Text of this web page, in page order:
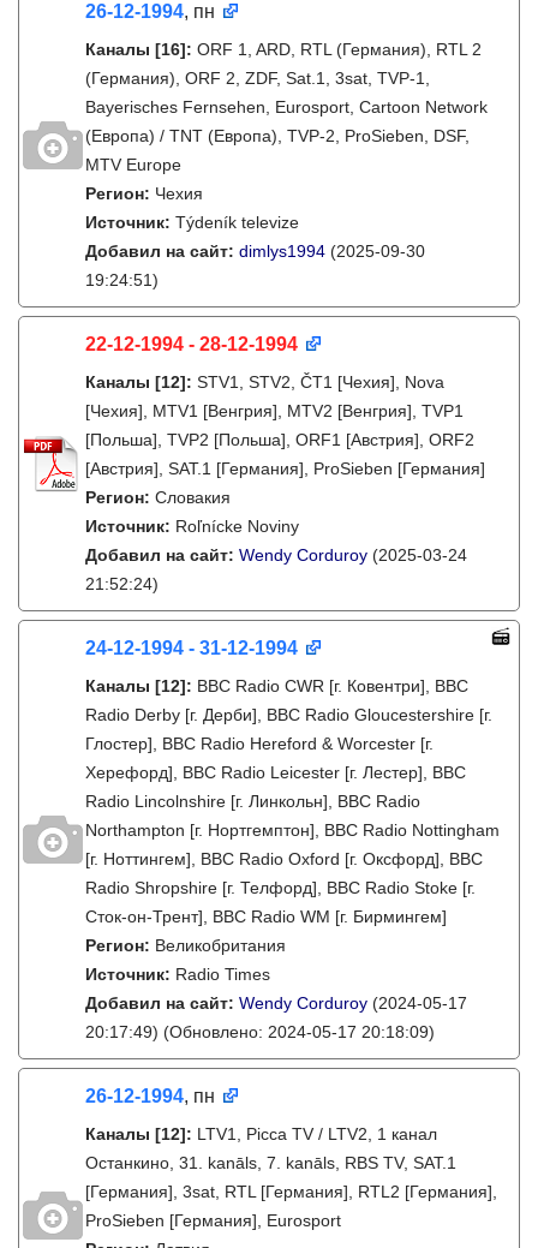
26-12-1994, пн
Каналы [16]: ORF 1, ARD, RTL (Германия), RTL 2
(Германия), ORF 2, ZDF, Sat.1, 3sat, TVP-1,
Bayerisches Fernsehen, Eurosport, Cartoon Network
(Европа) / TNT (Европа), TVP-2, ProSieben, DSF,
MTV Europe
Регион: Чехия
Источник: Týdeník televize
Добавил на сайт: dimlys1994 (2025-09-30
19:24:51)
22-12-1994 - 28-12-1994
Каналы [12]: STV1, STV2, ČT1 [Чехия], Nova
[Чехия], MTV1 [Венгрия], MTV2 [Венгрия], TVP1
[Польша], TVP2 [Польша], ORF1 [Австрия], ORF2
[Австрия], SAT.1 [Германия], ProSieben [Германия]
Регион: Словакия
Источник: Roľnícke Noviny
Добавил на сайт: Wendy Corduroy (2025-03-24
21:52:24)
24-12-1994 - 31-12-1994
Каналы [12]: BBC Radio CWR [г. Ковентри], BBC
Radio Derby [г. Дерби], BBC Radio Gloucestershire [г.
Глостер], BBC Radio Hereford & Worcester [г.
Херефорд], BBC Radio Leicester [г. Лестер], BBC
Radio Lincolnshire [г. Линкольн], BBC Radio
Northampton [г. Нортгемптон], BBC Radio Nottingham
[г. Ноттингем], BBC Radio Oxford [г. Оксфорд], BBC
Radio Shropshire [г. Телфорд], BBC Radio Stoke [г.
Сток-он-Трент], BBC Radio WM [г. Бирмингем]
Регион: Великобритания
Источник: Radio Times
Добавил на сайт: Wendy Corduroy (2024-05-17
20:17:49) (Обновлено: 2024-05-17 20:18:09)
26-12-1994, пн
Каналы [12]: LTV1, Picca TV / LTV2, 1 канал
Останкино, 31. kanāls, 7. kanāls, RBS TV, SAT.1
[Германия], 3sat, RTL [Германия], RTL2 [Германия],
ProSieben [Германия], Eurosport